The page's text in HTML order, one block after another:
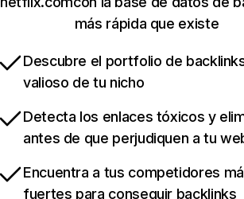
más rápida que existe
Descubre el portfolio de
valioso de tu nicho
Detecta los enlaces tóxicos y
antes de que perjudiquen a tu
Encuentra a tus competidores
fuertes para conseguir backlinks